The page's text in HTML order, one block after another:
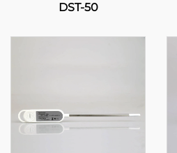
DST-50